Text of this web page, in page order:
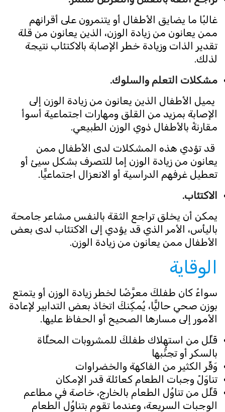
غالبًا ما يضايق الأطفال أو يتنمرون على أقرانهم
ممن يعانون من زيادة الوزن، الذين يعانون من قلة
تقدير الذات وزيادة خطر الإصابة بالاكتئاب نتيجة
لذلك.
مشكلات التعلم والسلوك.
يميل الأطفال الذين يعانون من زيادة الوزن إلى
الإصابة بمزيد من القلق ومهارات اجتماعية أسوأ
مقارنةً بالأطفال ذوي الوزن الطبيعي.
قد تؤدي هذه المشكلات لدى الأطفال ممن
يعانون من زيادة الوزن إما للتصرف بشكل سيئ أو
تعطيل غرفهم الدراسية أو الانعزال اجتماعيًّا.
الاكتئاب.
يمكن أن يخلق تراجع الثقة بالنفس مشاعر جامحة
باليأس، الأمر الذي قد يؤدي إلى الاكتئاب لدى بعض
الأطفال ممن يعانون من زيادة الوزن.
الوقاية
سواءً كان طفلكَ معرَّضًا لخطر زيادة الوزن أو يتمتع
بوزن صحي حاليًّا، يُمكِنكَ اتخاذ بعض التدابير لإعادة
الأمور إلى مسارها الصحيح أو الحفاظ عليها.
قَلِّل من استهلاك طفلكَ للمشروبات المحلَّاة
بالسكر أو تجنُّبها
وَفِّر الكثير من الفاكهة والخضراوات
تناوَلْ وجبات الطعام كعائلة قدر الإمكان
قَلِّل من تناوُل الطعام بالخارج، خاصة في مطاعم
الوجبات السريعة، وعندما تقوم بتناوُل الطعام